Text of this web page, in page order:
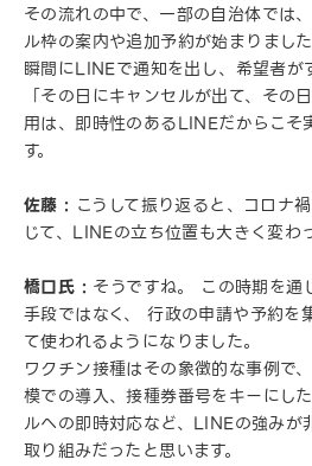
その流れの中で、一部の自治体では
ル枠の案内や追加予約が始まりまし
瞬間にLINEで通知を出し、希望者が
「その日にキャンセルが出て、その
用は、即時性のあるLINEだからこそ
す。
佐藤 : こうして振り返ると、コロナ
じて、LINEの立ち位置も大きく変わ
橋口氏 : そうですね。 この時期を通
手段ではなく、 行政の申請や予約を
て使われるようになりました。
ワクチン接種はその象徴的な事例で
模での導入、接種券番号をキーにし
ルへの即時対応など、LINEの強みが
取り組みだったと思います。